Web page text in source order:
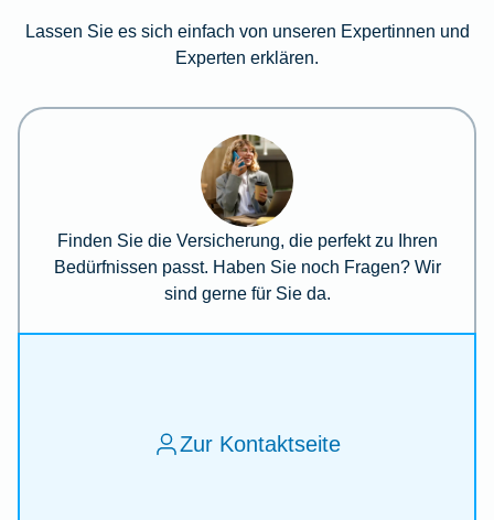
Lassen Sie es sich einfach von unseren Expertinnen und
Experten erklären.
Finden Sie die Versicherung, die perfekt zu Ihren
Bedürfnissen passt. Haben Sie noch Fragen? Wir
sind gerne für Sie da.
Zur Kontaktseite